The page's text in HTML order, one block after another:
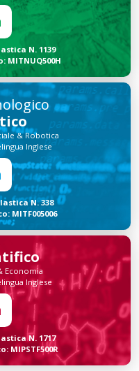
N. 1139
MITNUQ500H
& Robotica
Inglese
N. 338
MITF005006
Economia
Inglese
N. 1717
MIPSTF500R